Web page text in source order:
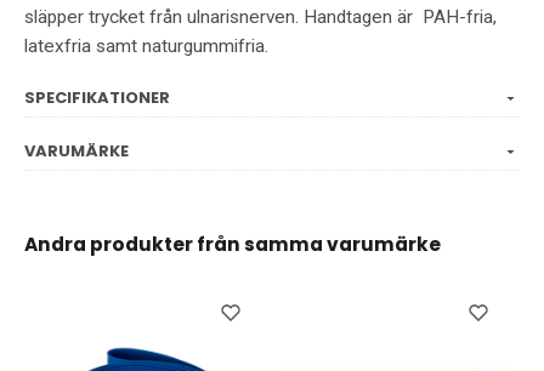
släpper trycket från ulnarisnerven. Handtagen är PAH-fria,
latexfria samt naturgummifria.
SPECIFIKATIONER
VARUMÄRKE
Andra produkter från samma varumärke